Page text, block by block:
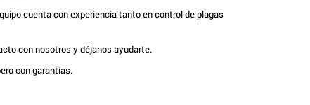
cuenta con experiencia tanto en control de plagas
con nosotros y déjanos ayudarte.
con garantías.